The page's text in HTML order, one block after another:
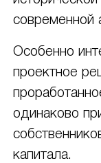
современной
Особенно
проектное
одинаково
капитала.